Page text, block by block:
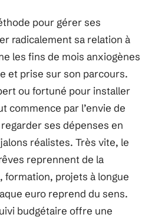
pour gérer ses
radicalement sa relation à
les fins de mois anxiogènes
et prise sur son parcours.
ou fortuné pour installer
commence par l’envie de
ses dépenses en
réalistes. Très vite, le
reprennent de la
formation, projets à longue
euro reprend du sens.
budgétaire offre une